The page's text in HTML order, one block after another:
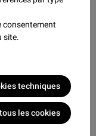
consentement
site.
techniques
les cookies